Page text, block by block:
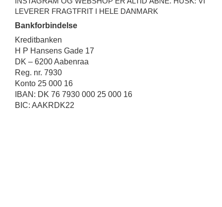
LEVERER FRAGTFRIT I HELE DANMARK
Bankforbindelse
Kreditbanken
H P Hansens Gade 17
DK – 6200 Aabenraa
Reg. nr. 7930
Konto 25 000 16
IBAN: DK 76 7930 000 25 000 16
BIC: AAKRDK22